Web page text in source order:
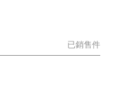
已銷售件